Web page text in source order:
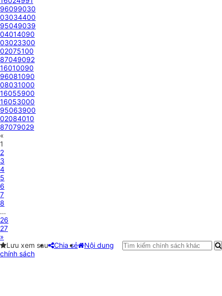
96099030
03034400
95049039
04014090
03023300
02075100
87049092
16010090
96081090
08031000
16055900
16053000
95063900
02084010
87079029
«
1
2
3
4
5
6
7
8
...
26
27
»
Lưu xem sau
Chia sẻ
Nội dung
chính sách